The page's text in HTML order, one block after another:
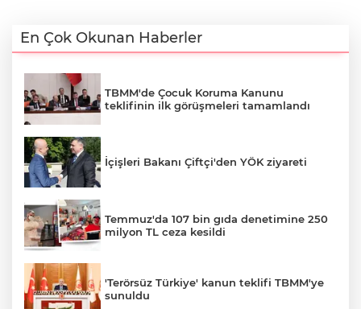
En Çok Okunan Haberler
TBMM'de Çocuk Koruma Kanunu
teklifinin ilk görüşmeleri tamamlandı
İçişleri Bakanı Çiftçi'den YÖK ziyareti
Temmuz'da 107 bin gıda denetimine 250
milyon TL ceza kesildi
'Terörsüz Türkiye' kanun teklifi TBMM'ye
sunuldu